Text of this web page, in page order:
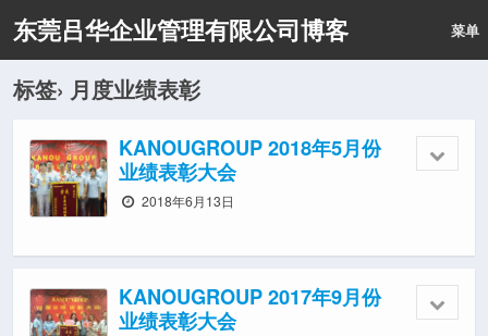
东莞吕华企业管理有限公司博客 菜单
标签› 月度业绩表彰
KANOUGROUP 2018年5月份
业绩表彰大会
2018年6月13日
KANOUGROUP 2017年9月份
业绩表彰大会